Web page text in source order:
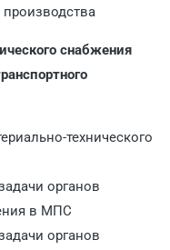
снабжения
технического
органов
в МПС
органов